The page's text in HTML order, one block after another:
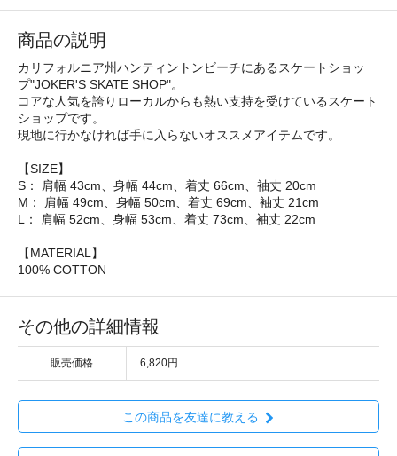
商品の説明
カリフォルニア州ハンティントンビーチにあるスケートショッ
プ"JOKER'S SKATE SHOP"。
コアな人気を誇りローカルからも熱い支持を受けているスケート
ショップです。
現地に行かなければ手に入らないオススメアイテムです。
【SIZE】
S： 肩幅 43cm、身幅 44cm、着丈 66cm、袖丈 20cm
M： 肩幅 49cm、身幅 50cm、着丈 69cm、袖丈 21cm
L： 肩幅 52cm、身幅 53cm、着丈 73cm、袖丈 22cm
【MATERIAL】
100% COTTON
その他の詳細情報
販売価格 6,820円
この商品を友達に教える